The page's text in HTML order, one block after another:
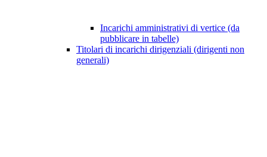
Incarichi amministrativi di vertice (da
pubblicare in tabelle)
Titolari di incarichi dirigenziali (dirigenti non
generali)